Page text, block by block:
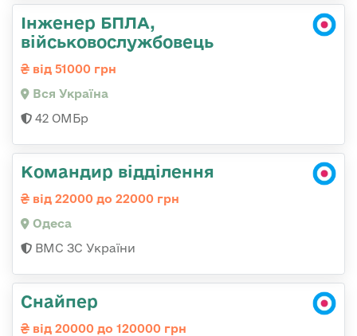
Інженер БПЛА,
військовослужбовець
від 51000 грн
Вся Україна
42 ОМБр
Командир відділення
від 22000 до 22000 грн
Одеса
ВМС ЗС України
Снайпер
від 20000 до 120000 грн